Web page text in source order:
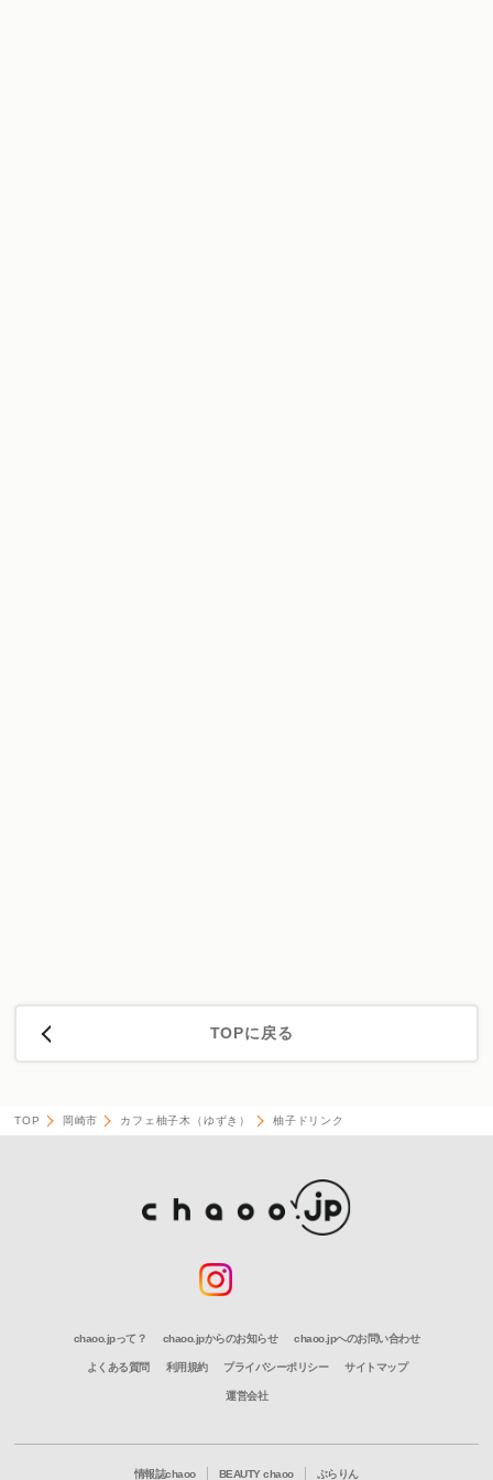
TOPに戻る
TOP 岡崎市 カフェ柚子木（ゆずき） 柚子ドリンク
chaoo.jpって？ chaoo.jpからのお知らせ chaoo.jpへのお問い合わせ
よくある質問 利用規約 プライバシーポリシー サイトマップ
運営会社
情報誌chaoo BEAUTY chaoo ぶらりん